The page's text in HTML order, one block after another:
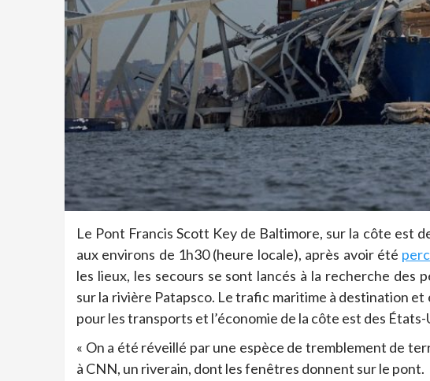
Le Pont Francis Scott Key de Baltimore, sur la côte est
aux environs de 1h30 (heure locale), après avoir été
les lieux, les secours se sont lancés à la recherche des
sur la rivière Patapsco. Le trafic maritime à destination
pour les transports et l’économie de la côte est des
« On a été réveillé par une espèce de tremblement de
à CNN, un riverain, dont les fenêtres donnent sur le pont.